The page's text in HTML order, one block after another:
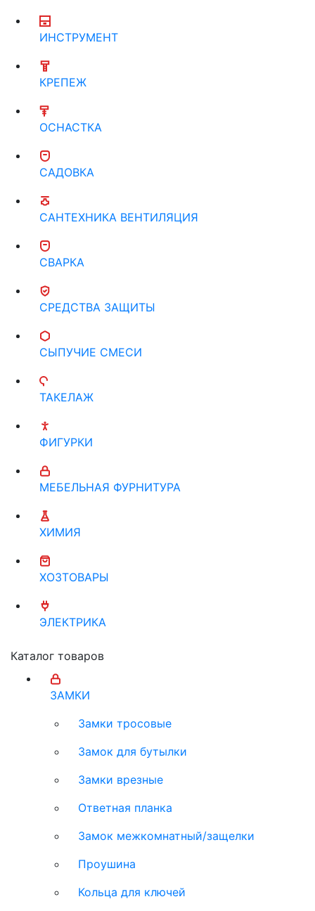
ИНСТРУМЕНТ
КРЕПЕЖ
ОСНАСТКА
САДОВКА
САНТЕХНИКА ВЕНТИЛЯЦИЯ
СВАРКА
СРЕДСТВА ЗАЩИТЫ
СЫПУЧИЕ СМЕСИ
ТАКЕЛАЖ
ФИГУРКИ
МЕБЕЛЬНАЯ ФУРНИТУРА
ХИМИЯ
ХОЗТОВАРЫ
ЭЛЕКТРИКА
Каталог товаров
ЗАМКИ
Замки тросовые
Замок для бутылки
Замки врезные
Ответная планка
Замок межкомнатный/защелки
Проушина
Кольца для ключей